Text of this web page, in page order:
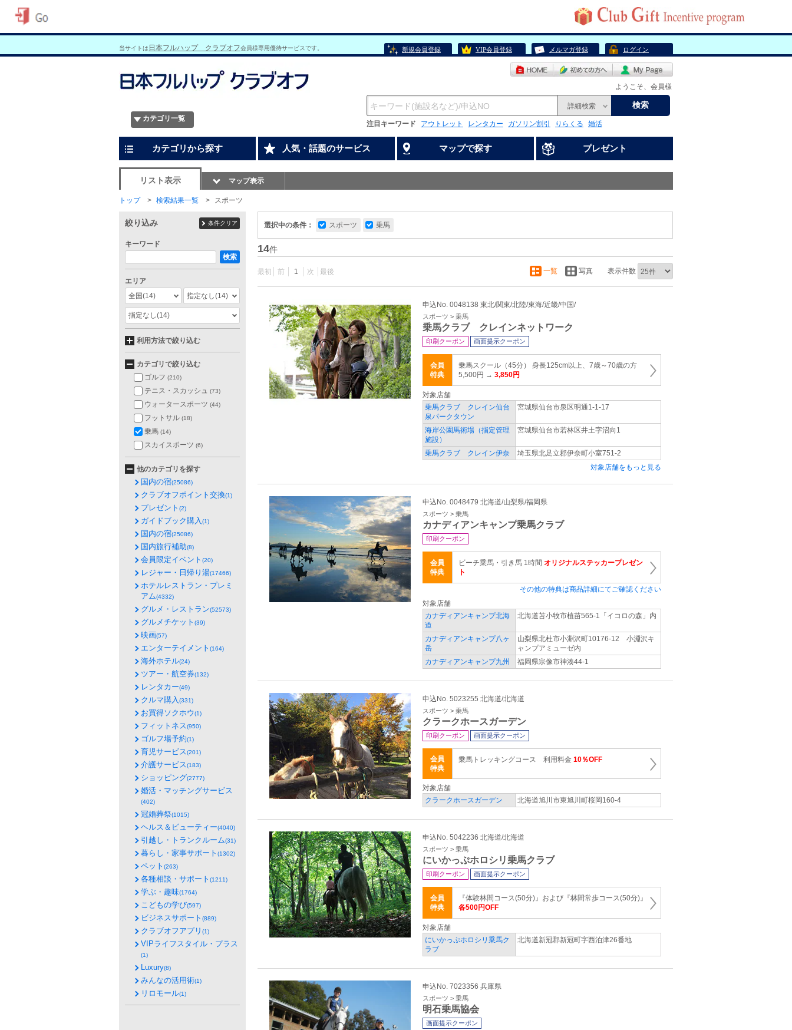
当サイトは 日本フルハップ クラブオフ会員様専用優待サービスです。 新規会員登録 VIP会員登録 メルマガ登録 ログイン
ようこそ、会員様
カテゴリ一覧
詳細検索 検索
注目キーワード アウトレット レンタカー ガソリン割引 りらくる 婚活
カテゴリから探す 人気・話題のサービス マップで探す プレゼント
リスト表示 マップ表示
トップ 検索結果一覧 スポーツ
選択中の条件： スポーツ 乗馬
14件
最初 前 1 次 最後 一覧 写真 表示件数
申込No. 0048138 東北/関東/北陸/東海/近畿/中国/
スポーツ > 乗馬
乗馬クラブ クレインネットワーク
印刷クーポン 画面提示クーポン
会員
特典
乗馬スクール（45分） 身長125cm以上、7歳～70歳の方
5,500円 → 3,850円
対象店舗
乗馬クラブ クレイン仙台
泉パークタウン
宮城県仙台市泉区明通1-1-17
海岸公園馬術場（指定管理
施設）
宮城県仙台市若林区井土字沼向1
乗馬クラブ クレイン伊奈
埼玉県北足立郡伊奈町小室751-2
対象店舗をもっと見る
申込No. 0048479 北海道/山梨県/福岡県
スポーツ > 乗馬
カナディアンキャンプ乗馬クラブ
印刷クーポン
会員
特典
ビーチ乗馬・引き馬 1時間 オリジナルステッカープレゼン
ト
その他の特典は商品詳細にてご確認ください
対象店舗
カナディアンキャンプ北海
道
北海道苫小牧市植苗565‐1「イコロの森」内
カナディアンキャンプ八ヶ
岳
山梨県北杜市小淵沢町10176‐12 小淵沢キ
ャンプアミューゼ内
カナディアンキャンプ九州
福岡県宗像市神湊44‐1
申込No. 5023255 北海道/北海道
スポーツ > 乗馬
クラークホースガーデン
印刷クーポン 画面提示クーポン
会員
特典
乗馬トレッキングコース 利用料金 10％OFF
対象店舗
クラークホースガーデン
北海道旭川市東旭川町桜岡160-4
申込No. 5042236 北海道/北海道
スポーツ > 乗馬
にいかっぷホロシリ乗馬クラブ
印刷クーポン 画面提示クーポン
会員
特典
『体験林間コース(50分)』および『林間常歩コース(50分)』
各500円OFF
対象店舗
にいかっぷホロシリ乗馬ク
ラブ
北海道新冠郡新冠町字西泊津26番地
申込No. 7023356 兵庫県
スポーツ > 乗馬
明石乗馬協会
画面提示クーポン
絞り込み 条件クリア
キーワード
検索
エリア
全国(14) 指定なし(14)
指定なし(14)
利用方法で絞り込む
カテゴリで絞り込む
ゴルフ (210)
テニス・スカッシュ (73)
ウォータースポーツ (44)
フットサル (18)
乗馬 (14)
スカイスポーツ (6)
他のカテゴリを探す
国内の宿(25086)
クラブオフポイント交換(1)
プレゼント (2)
ガイドブック購入(1)
国内の宿(25086)
国内旅行補助(8)
会員限定イベント (20)
レジャー・日帰り湯(17466)
ホテルレストラン・プレミ
アム(4332)
グルメ・レストラン(52573)
グルメチケット (39)
映画(57)
エンターテイメント (164)
海外ホテル(24)
ツアー・航空券(132)
レンタカー(49)
クルマ購入(331)
お買得ソクホウ(1)
フィットネス(950)
ゴルフ場予約(1)
育児サービス(201)
介護サービス(183)
ショッピング(2777)
婚活・マッチングサービス
(402)
冠婚葬祭(1015)
ヘルス＆ビューティー(4040)
引越し・トランクルーム(31)
暮らし・家事サポート (1302)
ペット (263)
各種相談・サポート (1211)
学ぶ・趣味(1764)
こどもの学び(597)
ビジネスサポート (889)
クラブオフアプリ (1)
VIPライフスタイル・プラス
(1)
Luxury(8)
みんなの活用術(1)
リロモール(1)